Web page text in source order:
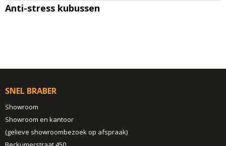
Anti-stress kubussen
SNEL BRABER
Showroom
Showroom en kantoor
(gelieve showroombezoek op afspraak)